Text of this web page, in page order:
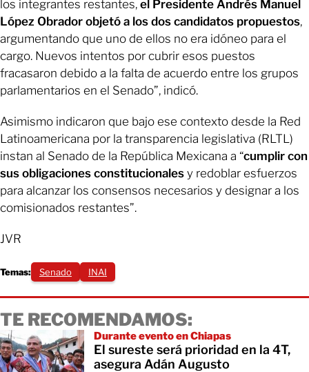
los integrantes restantes, el Presidente Andrés Manuel
López Obrador objetó a los dos candidatos propuestos,
argumentando que uno de ellos no era idóneo para el
cargo. Nuevos intentos por cubrir esos puestos
fracasaron debido a la falta de acuerdo entre los grupos
parlamentarios en el Senado”, indicó.
Asimismo indicaron que bajo ese contexto desde la Red
Latinoamericana por la transparencia legislativa (RLTL)
instan al Senado de la República Mexicana a “cumplir con
sus obligaciones constitucionales y redoblar esfuerzos
para alcanzar los consensos necesarios y designar a los
comisionados restantes”.
JVR
Temas: Senado INAI
TE RECOMENDAMOS:
Durante evento en Chiapas
El sureste será prioridad en la 4T,
asegura Adán Augusto